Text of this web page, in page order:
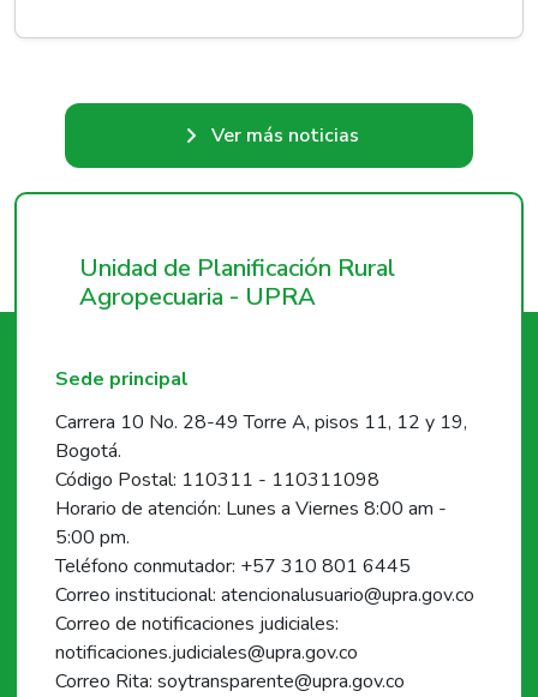
Ver más noticias
Unidad de Planificación Rural
Agropecuaria - UPRA
Sede principal
Carrera 10 No. 28-49 Torre A, pisos 11, 12 y 19,
Bogotá.
Código Postal: 110311 - 110311098
Horario de atención: Lunes a Viernes 8:00 am -
5:00 pm.
Teléfono conmutador: +57 310 801 6445
Correo institucional: atencionalusuario@upra.gov.co
Correo de notificaciones judiciales:
notificaciones.judiciales@upra.gov.co
Correo Rita: soytransparente@upra.gov.co